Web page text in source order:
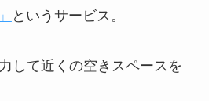
というサービス。
して近くの空きスペースを